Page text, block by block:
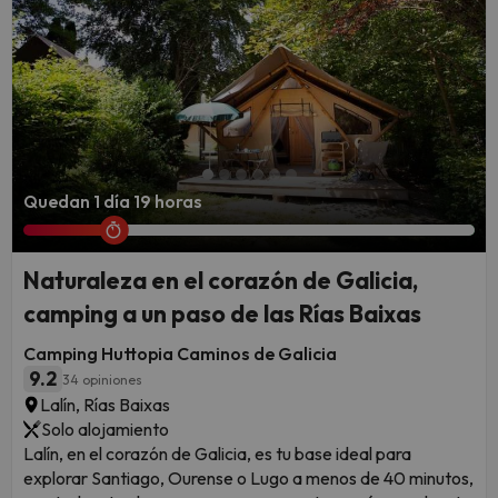
Explora la naturaleza en la Península Ibérica
Quedan 1 día 19 horas
Naturaleza en el corazón de Galicia,
camping a un paso de las Rías Baixas
Camping Huttopia Caminos de Galicia
9.2 34 opiniones
Lalín, Rías Baixas
Solo alojamiento
Lalín, en el corazón de Galicia, es tu base ideal para
explorar Santiago, Ourense o Lugo a menos de 40 minutos,